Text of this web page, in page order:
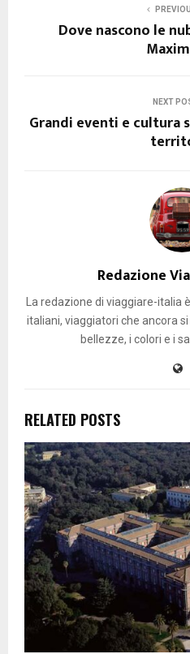
Dove nascono le
NEXT
Grandi eventi e cultura
Redazione
La redazione di viaggiare-italia
italiani, viaggiatori che ancora
bellezze, i colori e i
RELATED POSTS